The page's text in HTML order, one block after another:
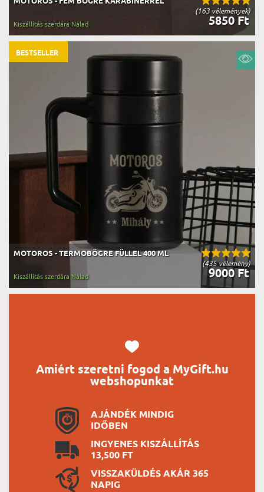
(163 vélemények)
5850 Ft
Kiszállítás szerdára Nálad
(435 vélemény)
MOTOROS - TERMOBÖGRE FÜLLEL 400 ML
9000 Ft
Kiszállítás szerdára Nálad
BESTSELLER
Amiért szeretni fogod a MyGift.hu
webshopunkat
AJÁNDÉK MINDIG
IDŐBEN
INGYENES KISZÁLLÍTÁS
13,500 FT
VISSZAKÜLDÉS AKÁR 365
NAPIG